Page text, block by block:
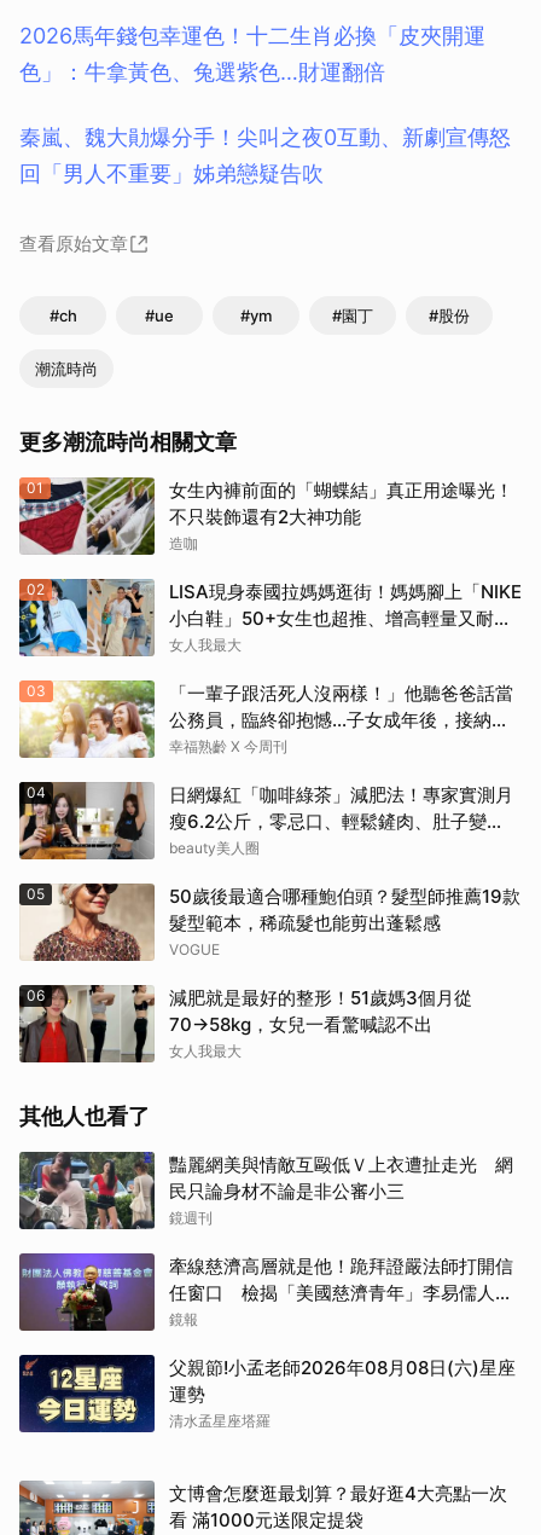
2026馬年錢包幸運色！十二生肖必換「皮夾開運
色」：牛拿黃色、兔選紫色…財運翻倍
秦嵐、魏大勛爆分手！尖叫之夜0互動、新劇宣傳怒
回「男人不重要」姊弟戀疑告吹
查看原始文章
#ch #ue #ym #園丁 #股份
潮流時尚
更多潮流時尚相關文章
01
女生內褲前面的「蝴蝶結」真正用途曝光！
不只裝飾還有2大神功能
造咖
02
LISA現身泰國拉媽媽逛街！媽媽腳上「NIKE
小白鞋」50+女生也超推、增高輕量又耐
走！
女人我最大
03
「一輩子跟活死人沒兩樣！」他聽爸爸話當
公務員，臨終卻抱憾…子女成年後，接納與
欣賞就夠了
幸福熟齡 X 今周刊
04
日網爆紅「咖啡綠茶」減肥法！專家實測月
瘦6.2公斤，零忌口、輕鬆鏟肉、肚子變
小！
beauty美人圈
05
50歲後最適合哪種鮑伯頭？髮型師推薦19款
髮型範本，稀疏髮也能剪出蓬鬆感
VOGUE
06
減肥就是最好的整形！51歲媽3個月從
70→58kg，女兒一看驚喊認不出
女人我最大
其他人也看了
豔麗網美與情敵互毆低Ｖ上衣遭扯走光 網
民只論身材不論是非公審小三
鏡週刊
牽線慈濟高層就是他！跪拜證嚴法師打開信
任窗口 檢揭「美國慈濟青年」李易儒人脈
網絡
鏡報
父親節!小孟老師2026年08月08日(六)星座
運勢
清水孟星座塔羅
文博會怎麼逛最划算？最好逛4大亮點一次
看 滿1000元送限定提袋